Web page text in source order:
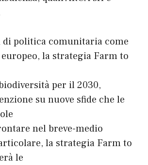
politica comunitaria come
la strategia Farm to
per il 2030,
su nuove sfide che le
nel breve-medio
la strategia Farm to
le